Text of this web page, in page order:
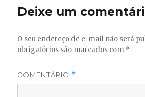
Deixe um
O seu endereço de e-mail não será
obrigatórios são marcados com *
COMENTÁRIO *